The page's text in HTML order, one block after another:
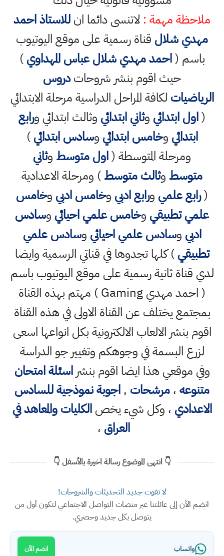
ملاحظة مهمة : لاتنسى دائما انللاستاذ احمد
مهدي شلال قناة رسمية على موقع اليوتيوب
باسم (احمد مهدي شلال عباس المهداوي)
حيث اقوم بنشر شروحاتدروس
الرياضيات لكافة المراحل الدراسية مرحلة الابتدائي
(اول ابتدائي وثاني ابتدائي وثالث ابتدائي ورابع
ابتدائي وخامس ابتدائي وسادس ابتدائي)
ومرحلة المتوسطة (اول متوسط وثاني
متوسط وثالث متوسط) ومرحلة الاعدادية
(رابع علمي ورابع ادبي وخامس ادبي وخامس
علمي تطبيقي وخامس علمي احيائي وسادس
ادبي وسادس علمي احيائي وسادس علمي
تطبيقي) كلها تجدوها في قناتي الرسمية وايضا
لدي قناة ثانية رسمية على موقع اليوتيوب باسم
( احمد مهدي Gaming ) مهتم بهذه القناة
بمجتمع يختلف عن القناة الاولى في هذه القناة
اقوم بنشر الالعاب الالكترونية بكل انواعها اسعى
لزرع البسمة في وجوهكم وتغيير جو الدراسة
وفي موقعي هذا ايضا اقوم بنشراسئلة امتحان
متنوعه،مرشحات ,اجوبة نموذجية للسادس
الاعدادي ، وكل شيء يخصالكليات والمعاهد في
العراق ،
👇 انتهى الموضوع رسالة اخيرة بالأسفل 👇
لا تفوت جديد التحديثات والشروحات!
انضم الآن إلى عائلتنا عبر منصات التواصل الاجتماعي لتكون أول من
يتوصل بكل جديد وحصري.
واتساب انضم الآن